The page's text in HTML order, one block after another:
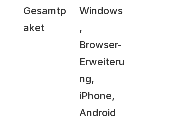
Gesamtp
aket
Windows
,
Browser-
Erweiteru
ng,
iPhone,
Android